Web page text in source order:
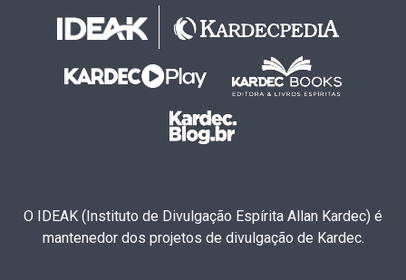
O IDEAK (Instituto de Divulgação Espírita Allan Kardec) é
mantenedor dos projetos de divulgação de Kardec.